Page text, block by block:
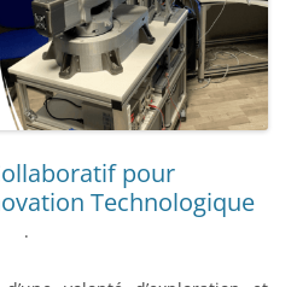
pour
Technologique
.